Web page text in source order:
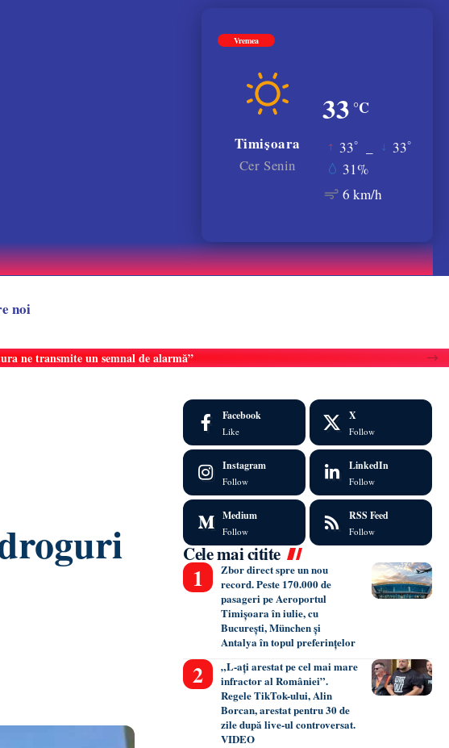
Vremea
33 °C
Timișoara
Cer Senin
33° 33°
31%
6 km/h
noi
ne transmite un semnal de alarmă”
Facebook
Like
X
Follow
Instagram
Follow
LinkedIn
Follow
Medium
Follow
RSS Feed
Follow
Cele mai citite
Zbor direct spre un nou
record. Peste 170.000 de
pasageri pe Aeroportul
Timișoara în iulie, cu
București, München și
Antalya în topul preferințelor
„L-ați arestat pe cel mai mare
infractor al României”.
Regele TikTok-ului, Alin
Borcan, arestat pentru 30 de
zile după live-ul controversat.
VIDEO